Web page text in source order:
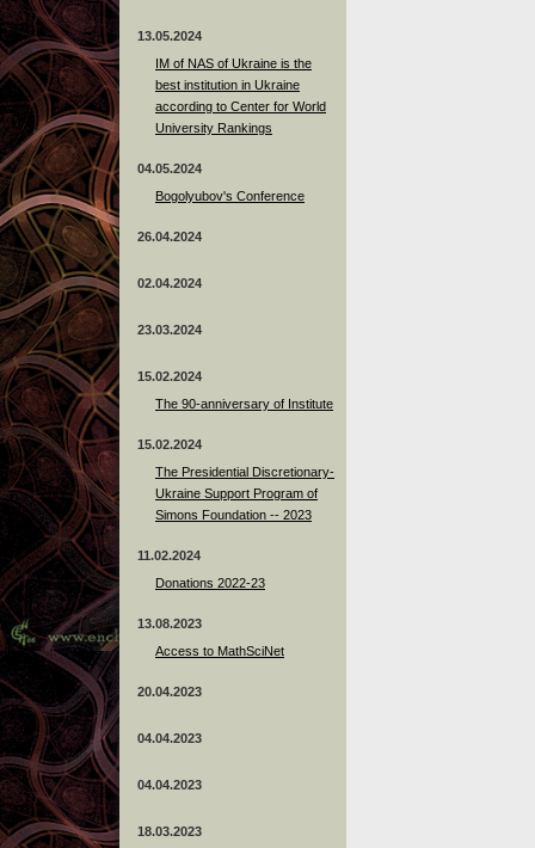
13.05.2024
ІМ of NAS of Ukraine is the
best institution in Ukraine
according to Center for World
University Rankings
04.05.2024
Bogolyubov's Conference
26.04.2024
02.04.2024
23.03.2024
15.02.2024
The 90-anniversary of Institute
15.02.2024
The Presidential Discretionary-
Ukraine Support Program of
Simons Foundation -- 2023
11.02.2024
Donations 2022-23
13.08.2023
Access to MathSciNet
20.04.2023
04.04.2023
04.04.2023
18.03.2023